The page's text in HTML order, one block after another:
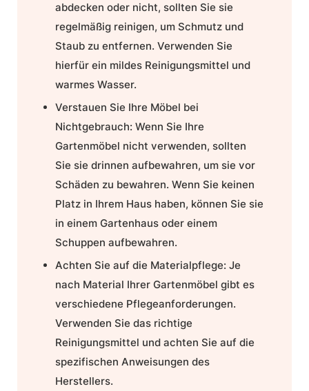
abdecken oder nicht, sollten Sie sie
regelmäßig reinigen, um Schmutz und
Staub zu entfernen. Verwenden Sie
hierfür ein mildes Reinigungsmittel und
warmes Wasser.
Verstauen Sie Ihre Möbel bei
Nichtgebrauch: Wenn Sie Ihre
Gartenmöbel nicht verwenden, sollten
Sie sie drinnen aufbewahren, um sie vor
Schäden zu bewahren. Wenn Sie keinen
Platz in Ihrem Haus haben, können Sie sie
in einem Gartenhaus oder einem
Schuppen aufbewahren.
Achten Sie auf die Materialpflege: Je
nach Material Ihrer Gartenmöbel gibt es
verschiedene Pflegeanforderungen.
Verwenden Sie das richtige
Reinigungsmittel und achten Sie auf die
spezifischen Anweisungen des
Herstellers.